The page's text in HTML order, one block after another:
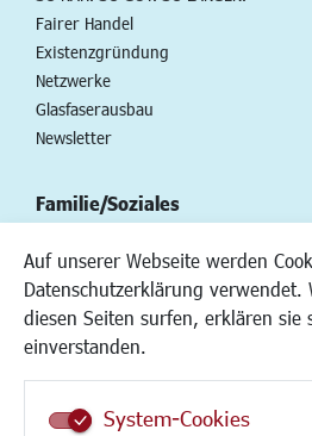
Auf unserer Webseite werden
Datenschutzerklärung verwendet.
diesen Seiten surfen, erklären sie
einverstanden.
System-Cookies
Fairer Handel
Existenzgründung
Netzwerke
Glasfaserausbau
Newsletter
Familie/Soziales
Kinderbetreuung
Kinder und Jugend
Institutionen für Familien
Frauen
Schule